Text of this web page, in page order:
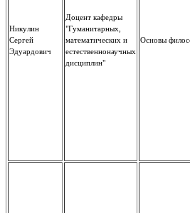
Никулин
Сергей
Эдуардович
Доцент кафедры
"Гуманитарных,
математических и
естественнонаучных
дисциплин"
Основы